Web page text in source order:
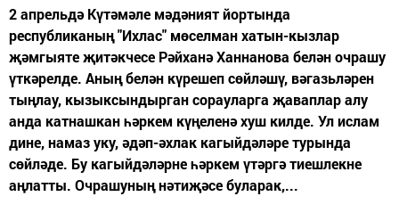
2 апрельдә Күтәмәле мәдәният йортында
республиканың "Ихлас" мөселман хатын-кызлар
җәмгыяте җитәкчесе Рәйханә Ханнанова белән очрашу
үткәрелде. Аның белән күрешеп сөйләшү, вәгазьләрен
тыңлау, кызыксындырган сорауларга җаваплар алу
анда катнашкан һәркем күңеленә хуш килде. Ул ислам
дине, намаз уку, әдәп-әхлак кагыйдәләре турында
сөйләде. Бу кагыйдәләрне һәркем үтәргә тиешлекне
аңлатты. Очрашуның нәтиҗәсе буларак,...